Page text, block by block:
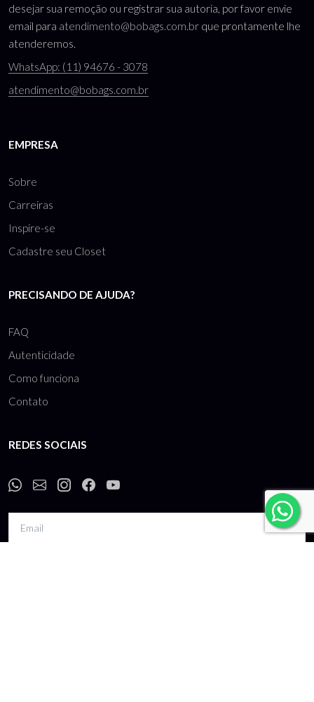
desejar sua remoção ou registrar sua autoria, por favor envie
email para atendimento@bobags.com.br que prontamente lhe
atenderemos.
WhatsApp: (11) 94676 - 3078
atendimento@bobags.com.br
EMPRESA
Sobre
Carreiras
Inspire-se
Cadastre seu Closet
PRECISANDO DE AJUDA?
FAQ
Autenticidade
Como funciona
Contato
REDES SOCIAIS